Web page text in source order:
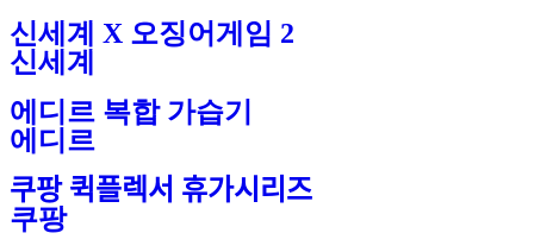
신세계 X 오징어게임 2
신세계
에디르 복합 가습기
에디르
쿠팡 퀵플렉서 휴가시리즈
쿠팡